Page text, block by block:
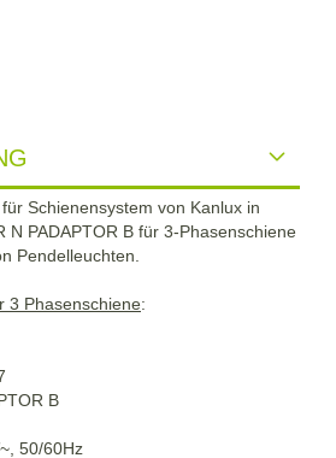
Schienensystem von Kanlux in
N PADAPTOR B für 3-Phasenschiene
Pendelleuchten.
3 Phasenschiene:
B
50/60Hz